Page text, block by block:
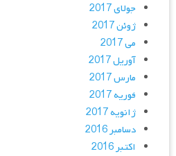
جولای 2017
ژوئن 2017
می 2017
آوریل 2017
مارس 2017
فوریه 2017
ژانویه 2017
دسامبر 2016
اکتبر 2016